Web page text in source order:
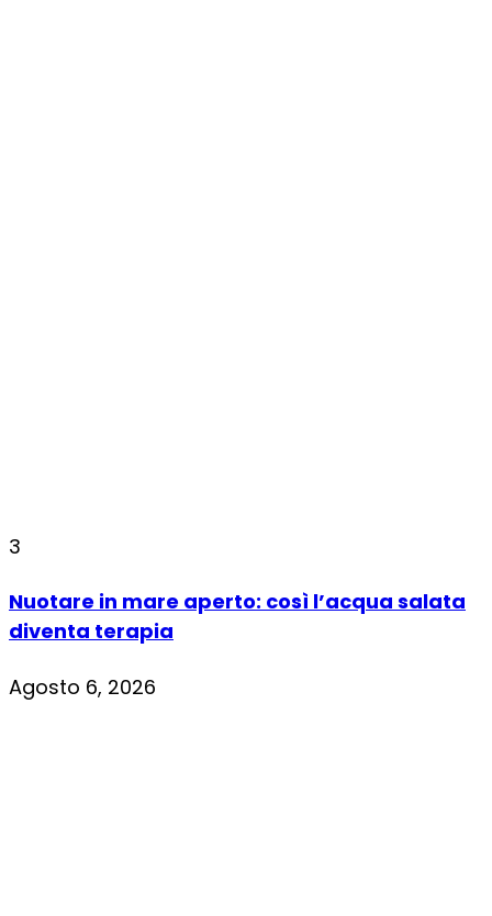
3
Nuotare in mare aperto: così l’acqua salata
diventa terapia
Agosto 6, 2026